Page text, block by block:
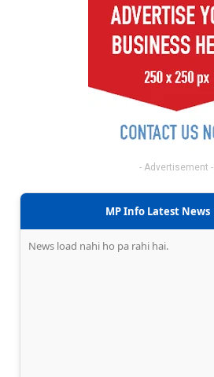
- Advertisement -
MP Info Latest News
News load nahi ho pa rahi hai.